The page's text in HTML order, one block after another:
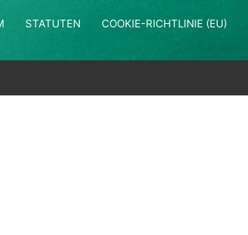
STATUTEN COOKIE-RICHTLINIE (EU)